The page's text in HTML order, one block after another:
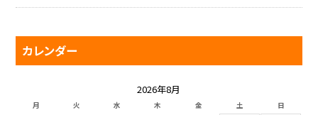
カレンダー
2026年8月
月 火 水 木 金 土 日